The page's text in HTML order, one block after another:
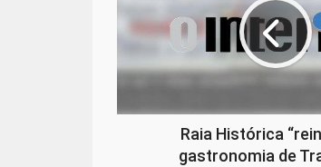
Raia Histórica
gastronomia de